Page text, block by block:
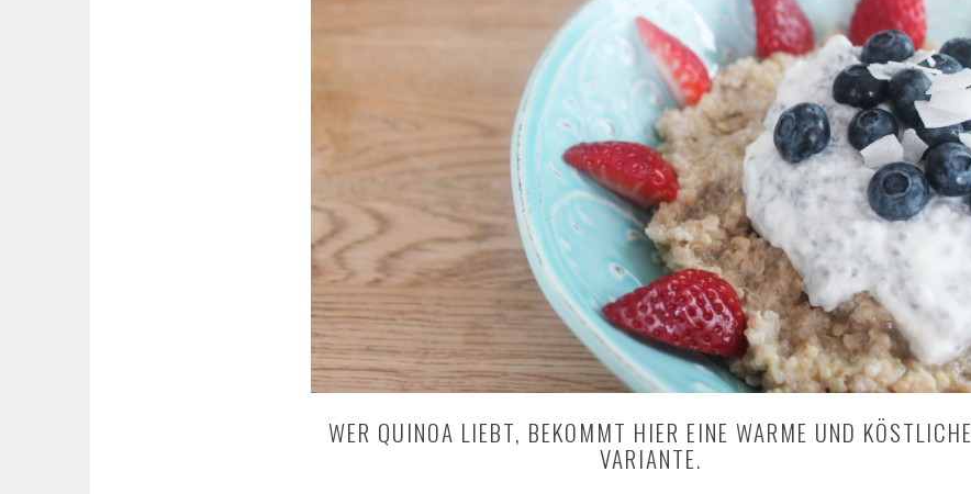
WER QUINOA LIEBT, BEKOMMT HIER EINE WARME UND KÖSTLICHE
VARIANTE.